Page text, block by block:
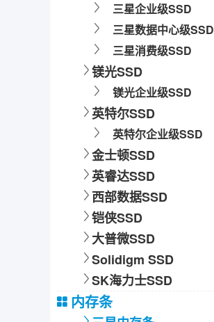
三星企业级SSD
三星数据中心级SSD
三星消费级SSD
镁光SSD
镁光企业级SSD
英特尔SSD
英特尔企业级SSD
金士顿SSD
英睿达SSD
西部数据SSD
铠侠SSD
大普微SSD
Solidigm SSD
SK海力士SSD
内存条